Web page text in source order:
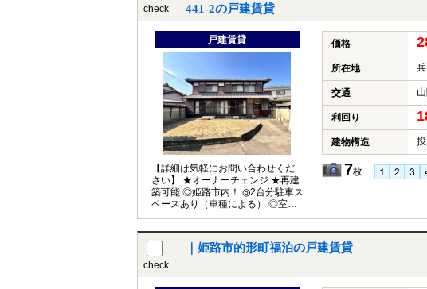
check
441-2の戸建賃貸
戸建賃貸
【詳細は気軽にお問い合わせくだ
さい】 ★オーナーチェンジ ★再建
築可能 ◎姫路市内！ ◎2台分駐車ス
ペースあり（車種による） ◎室内
状態良好！ ※建蔽率超過の可能性
価格
所在地
交通
利回り
建物構造
7枚
check
｜姫路市的形町福泊の戸建賃貸